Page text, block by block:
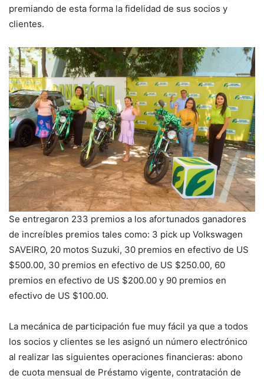
premiando de esta forma la fidelidad de sus socios y
clientes.
Se entregaron 233 premios a los afortunados ganadores
de increíbles premios tales como: 3 pick up Volkswagen
SAVEIRO, 20 motos Suzuki, 30 premios en efectivo de US
$500.00, 30 premios en efectivo de US $250.00, 60
premios en efectivo de US $200.00 y 90 premios en
efectivo de US $100.00.
La mecánica de participación fue muy fácil ya que a todos
los socios y clientes se les asignó un número electrónico
al realizar las siguientes operaciones financieras: abono
de cuota mensual de Préstamo vigente, contratación de